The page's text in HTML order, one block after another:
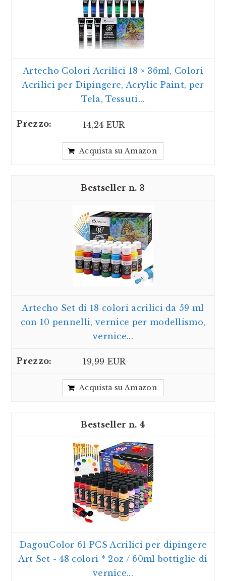
Artecho Colori Acrilici 18 × 36ml, Colori
Acrilici per Dipingere, Acrylic Paint, per
Tela, Tessuti...
14,24 EUR
Acquista su Amazon
3
Artecho Set di 18 colori acrilici da 59 ml
con 10 pennelli, vernice per modellismo,
vernice...
19,99 EUR
Acquista su Amazon
4
DagouColor 61 PCS Acrilici per dipingere
Art Set - 48 colori * 2oz / 60ml bottiglie di
vernice...